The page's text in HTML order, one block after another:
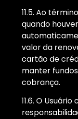
11.5. Ao
quando
valor da
cartão de
manter
cobrança.
11.6. O